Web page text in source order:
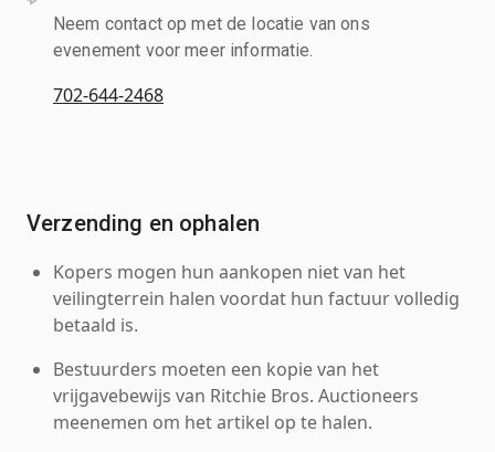
Neem contact op met de locatie van ons
evenement voor meer informatie.
702-644-2468
Verzending en ophalen
Kopers mogen hun aankopen niet van het
veilingterrein halen voordat hun factuur volledig
betaald is.
Bestuurders moeten een kopie van het
vrijgavebewijs van Ritchie Bros. Auctioneers
meenemen om het artikel op te halen.